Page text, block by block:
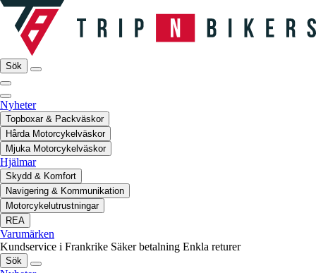
Sök
Nyheter
Topboxar & Packväskor
Hårda Motorcykelväskor
Mjuka Motorcykelväskor
Hjälmar
Skydd & Komfort
Navigering & Kommunikation
Motorcykelutrustningar
REA
Varumärken
Kundservice i Frankrike Säker betalning Enkla returer
Sök